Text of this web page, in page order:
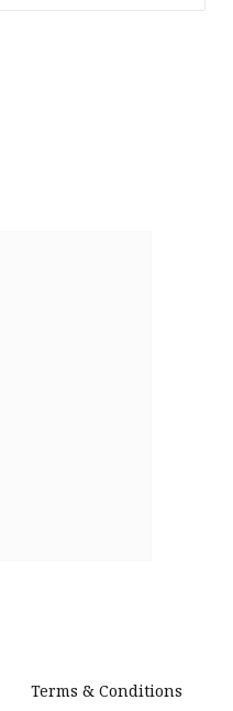
Terms & Conditions